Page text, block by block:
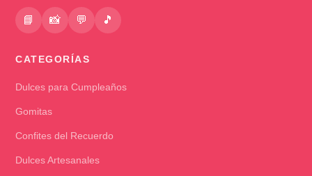
📘 📸 💬 🎵
CATEGORÍAS
Dulces para Cumpleaños
Gomitas
Confites del Recuerdo
Dulces Artesanales